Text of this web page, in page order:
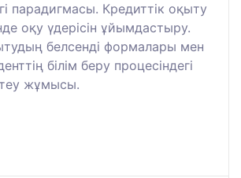
парадигмасы. Кредиттік оқыту
оқу үдерісін ұйымдастыру.
белсенді формалары мен
білім беру процесіндегі
жұмысы.